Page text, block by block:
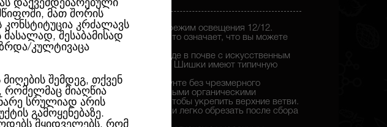
დაქვემდებარებული
მათ შორის
კრძალავს
შესაბამისად
კულტივაცა
შემდეგ, თქვენ
მიაღწია
სრულიად არის
გამოყენებაზე.
მყიდველებს, რომ
начинает цветение при переходе на режим освещения 12/12.
похожи по внешнему виду и высоте, что означает, что вы можете
на устойчивые результаты.
3-4-недельном вегетативном периоде в почве с искусственным
растения достигают высоты до 1 метра. Шишки имеют типичную
и стандартные размеры.
любит расти в сбалансированном грунте без чрезмерного
Не удобряйте растения интенсивными органическими
Рекомендуем обрезать нижние ветки, чтобы укрепить верхние ветви.
– высокое у всех растений, шишки легко обрезать после сбора